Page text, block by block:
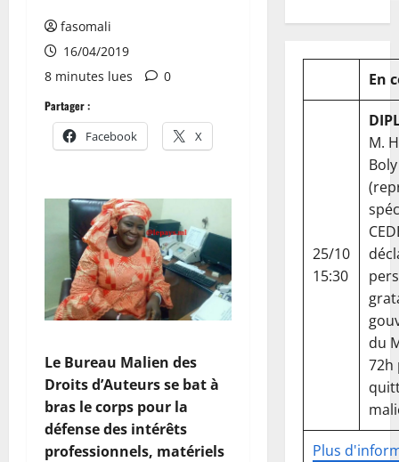
fasomali
16/04/2019
8 minutes lues
0
Partager :
Facebook X
Le Bureau Malien des
Droits d’Auteurs se bat à
bras le corps pour la
défense des intérêts
professionnels, matériels
En
Plus
25/10
15:30
M.
Boly
du
72h